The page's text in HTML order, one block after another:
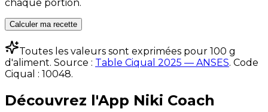
chaque portion.
Calculer ma recette
Toutes les valeurs sont exprimées pour 100 g
d'aliment. Source : Table Ciqual 2025 — ANSES. Code
Ciqual : 10048.
Découvrez l'App Niki Coach